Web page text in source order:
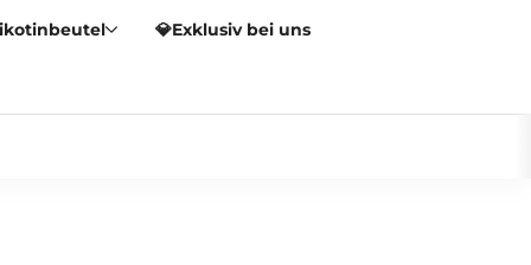
💎Exklusiv bei uns